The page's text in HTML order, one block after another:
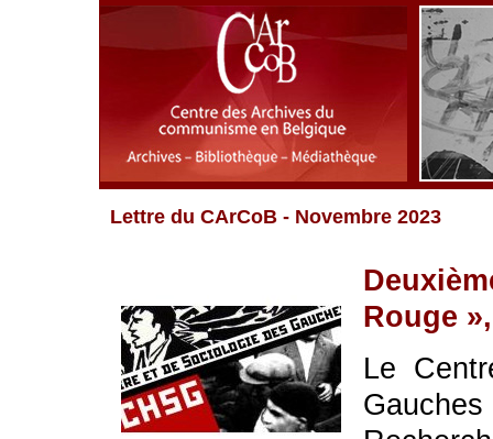
Lettre du CArCoB - Novembre 2023
Rouge
Le